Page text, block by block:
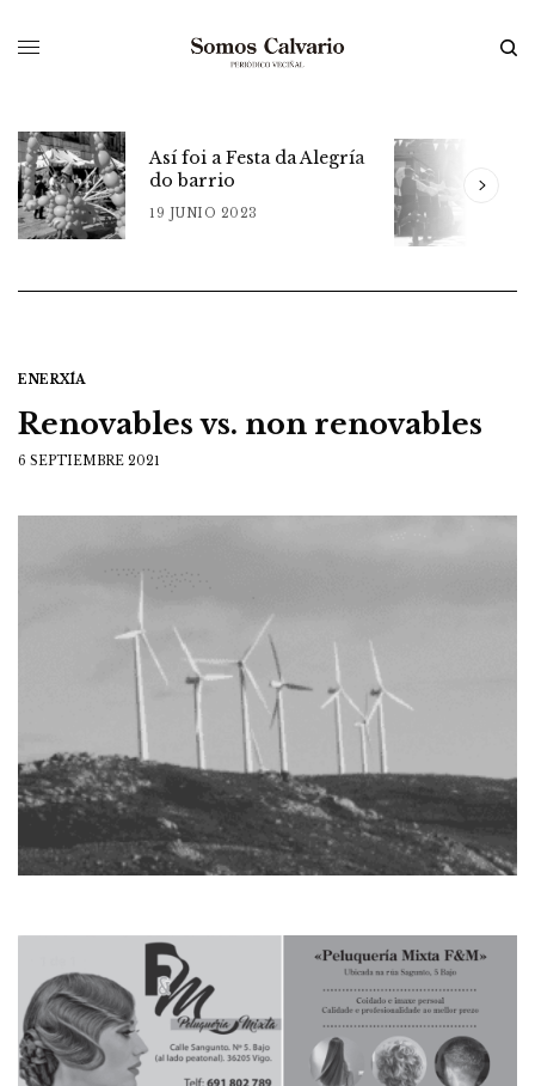
Así foi a Festa da Alegría
do barrio
19 JUNIO 2023
ENERXÍA
Renovables vs. non renovables
6 SEPTIEMBRE 2021